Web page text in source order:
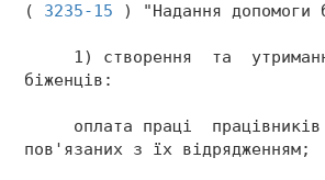
( 3235-15 ) "Надання допомоги
1) створення  та
біженців:
оплата праці
пов'язаних з їх відрядженням;